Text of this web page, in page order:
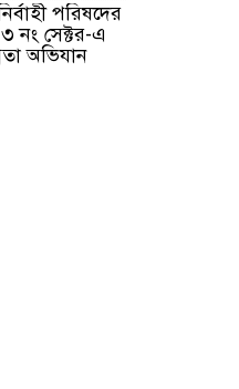
পরিষদের
নং সেক্টর-এ
অভিযান